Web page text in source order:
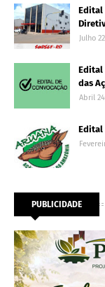
Edital
Julho
Edital
das
Abril
Edital
PUBLICIDADE